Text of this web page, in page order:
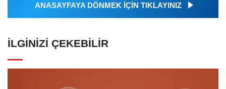
ANASAYFAYA DÖNMEK İÇİN TIKLAYINIZ
İLGINIZI ÇEKEBILIR